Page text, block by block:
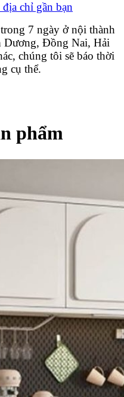
địa chỉ gần bạn
7 ngày ở nội thành
Đồng Nai, Hải
chúng tôi sẽ báo thời
cụ thể.
phẩm